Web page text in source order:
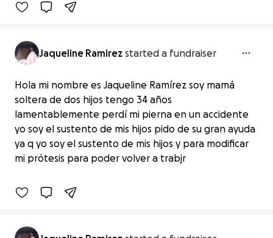
Jaqueline Ramirez started a fundraiser
Hola mi nombre es Jaqueline Ramírez soy mamá
soltera de dos hijos tengo 34 años
lamentablemente perdí mi pierna en un accidente
yo soy el sustento de mis hijos pido de su gran ayuda
ya q yo soy el sustento de mis hijos y para modificar
mi prótesis para poder volver a trabjr
Protesis
$200 raised